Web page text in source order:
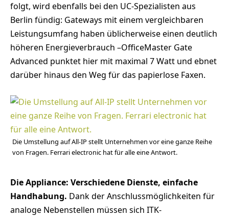
folgt, wird ebenfalls bei den UC-Spezialisten aus
Berlin fündig: Gateways mit einem vergleichbaren
Leistungsumfang haben üblicherweise einen deutlich
höheren Energieverbrauch –OfficeMaster Gate
Advanced punktet hier mit maximal 7 Watt und ebnet
darüber hinaus den Weg für das papierlose Faxen.
Die Umstellung auf All-IP stellt Unternehmen vor eine ganze Reihe
von Fragen. Ferrari electronic hat für alle eine Antwort.
Die Appliance: Verschiedene Dienste, einfache
Handhabung. Dank der Anschlussmöglichkeiten für
analoge Nebenstellen müssen sich ITK-